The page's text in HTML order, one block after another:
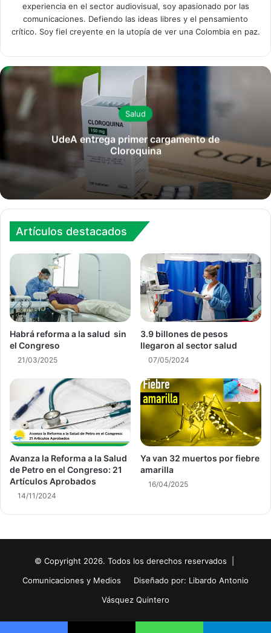
experiencia en el sector audiovisual, soy apasionado por las
comunicaciones. Defiendo las ideas libres y el pensamiento
crítico. Soy fiel creyente en la utopía de ver una Colombia en paz.
Salud
UdeA entrega primer cargamento de
Cloroquina
Artículos destacados
Habrá reforma a la salud sin
el Congreso
21/03/2025
3.9 billones de pesos
llegaron al sector salud
07/05/2024
Avanza la Reforma a la Salud
de Petro en el Congreso: 21
Artículos Aprobados
14/11/2024
Ya van 32 muertos por fiebre
amarilla
16/04/2025
© Copyright 2026. Todos los derechos reservados |
Comunicaciones y Medios
Diseñado por: Libardo Antonio
Vásquez Quintero